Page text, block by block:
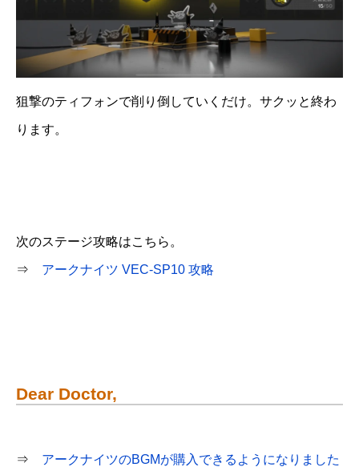
狙撃のティフォンで削り倒していくだけ。サクッと終わ
ります。
次のステージ攻略はこちら。
⇒ アークナイツ VEC-SP10 攻略
Dear Doctor,
⇒ アークナイツのBGMが購入できるようになりました